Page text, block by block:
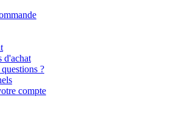
d'achat
?
compte